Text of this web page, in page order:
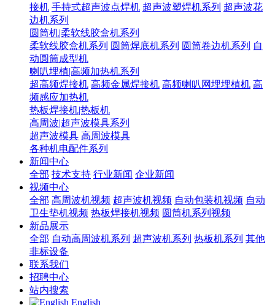
接机 手持式超声波点焊机 超声波塑焊机系列 超声波花
边机系列
圆筒机|柔软线胶盒机系列
柔软线胶盒机系列 圆筒焊底机系列 圆筒卷边机系列 自
动圆筒成型机
喇叭埋植|高频加热机系列
超高频焊接机 高频金属焊接机 高频喇叭网埋埋植机 高
频感应加热机
热板焊接机|热板机
高周波|超声波模具系列
超声波模具 高周波模具
各种机电配件系列
新闻中心
全部 技术支持 行业新闻 企业新闻
视频中心
全部 高周波机视频 超声波机视频 自动包装机视频 自动
卫生垫机视频 热板焊接机视频 圆筒机系列视频
新品展示
全部 自动高周波机系列 超声波机系列 热板机系列 其他
非标设备
联系我们
招聘中心
站内搜索
English